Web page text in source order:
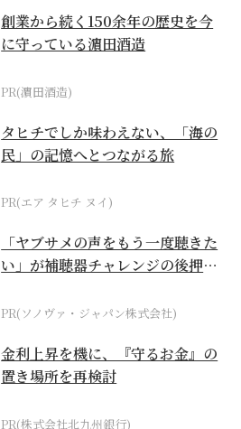
創業から続く150余年の歴史を今
に守っている濵田酒造
PR(濵田酒造)
タヒチでしか味わえない、「海の
民」の記憶へとつながる旅
PR(エア タヒチ ヌイ)
「ヤブサメの声をもう一度聴きた
い」が補聴器チャレンジの後押し
PR(ソノヴァ・ジャパン株式会社)
金利上昇を機に、『守るお金』の
置き場所を再検討
PR(株式会社北九州銀行)